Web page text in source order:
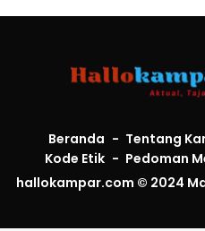
Beranda Tentang
Kode Etik
Pedoman
hallokampar.com © 2024